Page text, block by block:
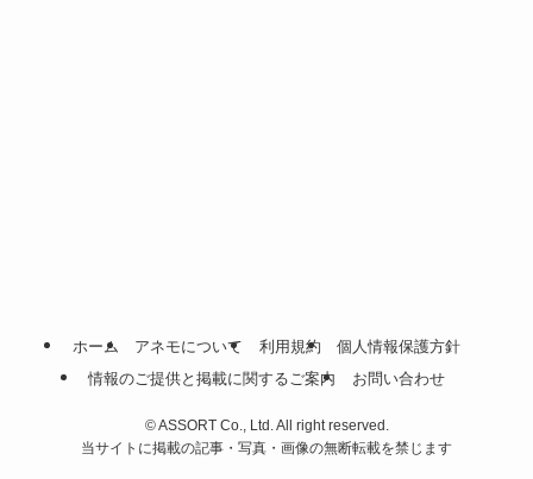
ホーム アネモについて 利用規約
個人情報保護方針
情報のご提供と掲載に関するご案内
お問い合わせ
©ASSORT Co., Ltd. All right reserved.
当サイトに掲載の記事・写真・画像の無断転載を禁じます